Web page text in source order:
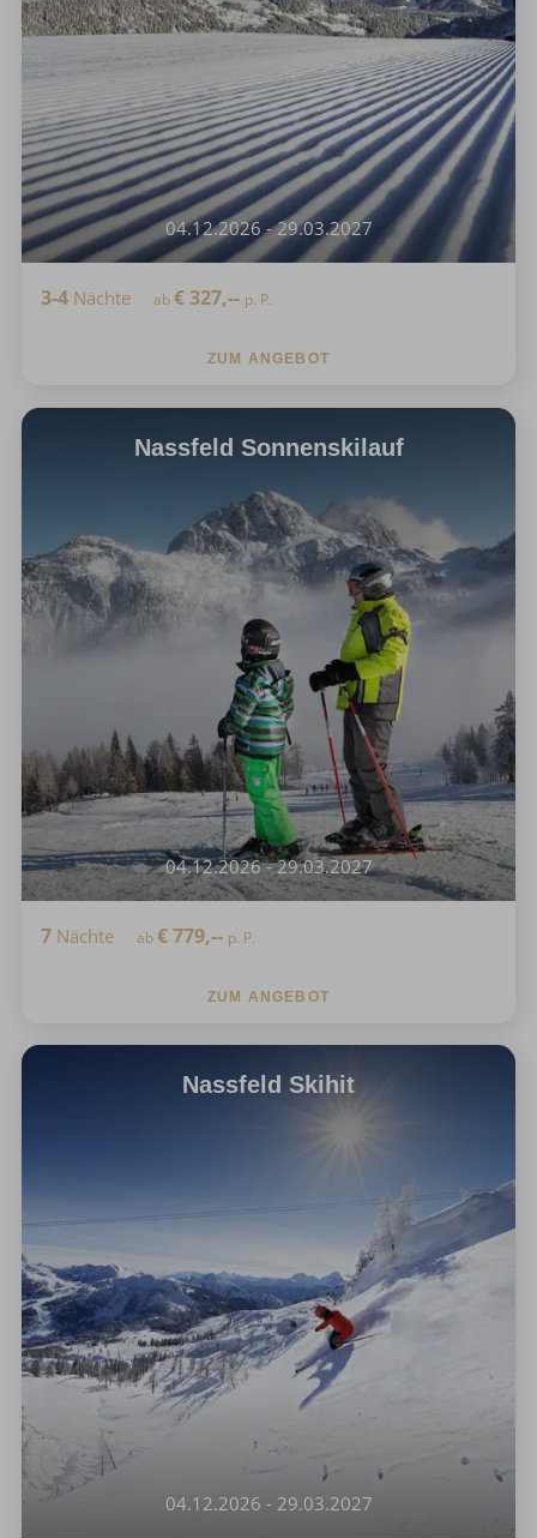
04.12.2026 - 29.03.2027
3-4 Nächte ab€327,-- p. P.
ZUM ANGEBOT
Nassfeld Sonnenskilauf
04.12.2026 - 29.03.2027
7 Nächte ab€779,-- p. P.
ZUM ANGEBOT
Nassfeld Skihit
04.12.2026 - 29.03.2027